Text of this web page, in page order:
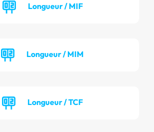
Longueur / MIF
Longueur / MIM
Longueur / TCF